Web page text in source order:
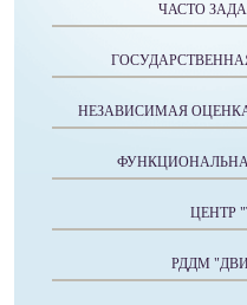
ЧАСТО
НЕЗАВИСИМАЯ
ЦЕНТР
РДДМ